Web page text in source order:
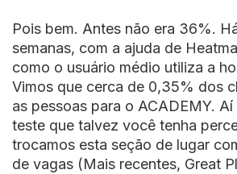
Pois bem. Antes não era 36%.
semanas, com a ajuda de
como o usuário médio utiliza a
Vimos que cerca de 0,35% dos
as pessoas para o ACADEMY.
teste que talvez você tenha
trocamos esta seção de lugar
de vagas (Mais recentes, Great